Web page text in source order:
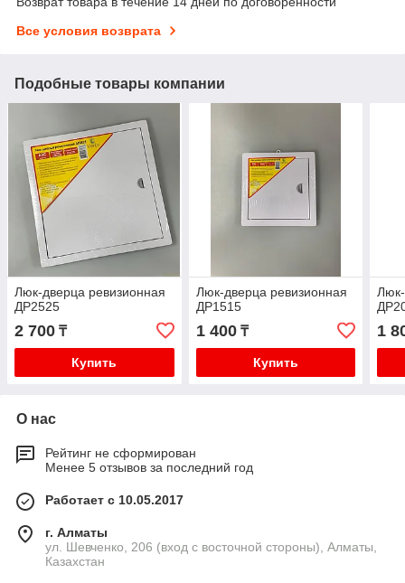
Все условия возврата
Подобные товары компании
Люк-дверца ревизионная
ДР2525
2 700 ₸
Купить
Люк-дверца ревизионная
ДР1515
1 400₸
Купить
1
О нас
Рейтинг не сформирован
Менее 5 отзывов за последний год
Работает с 10.05.2017
г. Алматы
ул. Шевченко, 206 (вход с восточной стороны), Алматы,
Казахстан